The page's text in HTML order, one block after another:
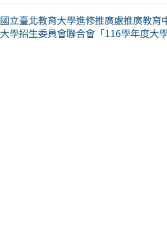
國立臺北教育大學進修推廣處推廣教
大學招生委員會聯合會「116學年度大